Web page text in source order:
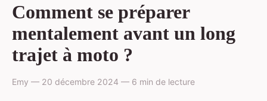
Comment se préparer
mentalement avant un long
trajet à moto ?
Emy — 20 décembre 2024 — 6 min de lecture